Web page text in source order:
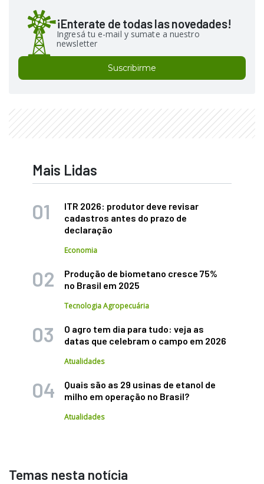
¡Enterate de todas las novedades!
Ingresá tu e-mail y sumate a nuestro
newsletter
Suscribirme
Mais Lidas
ITR 2026: produtor deve revisar
cadastros antes do prazo de
declaração
Economia
Produção de biometano cresce 75%
no Brasil em 2025
Tecnologia Agropecuária
O agro tem dia para tudo: veja as
datas que celebram o campo em 2026
Atualidades
Quais são as 29 usinas de etanol de
milho em operação no Brasil?
Atualidades
Temas nesta notícia